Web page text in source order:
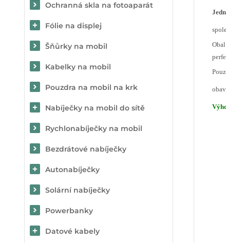
Ochranná skla na fotoaparát
Fólie na displej
Šňůrky na mobil
Kabelky na mobil
Pouzdra na mobil na krk
Nabíječky na mobil do sítě
Rychlonabíječky na mobil
Bezdrátové nabíječky
Autonabíječky
Solární nabíječky
Powerbanky
Datové kabely